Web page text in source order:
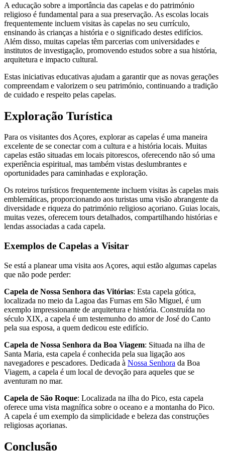
A educação sobre a importância das capelas e do património
religioso é fundamental para a sua preservação. As escolas locais
frequentemente incluem visitas às capelas no seu currículo,
ensinando às crianças a história e o significado destes edifícios.
Além disso, muitas capelas têm parcerias com universidades e
institutos de investigação, promovendo estudos sobre a sua história,
arquitetura e impacto cultural.
Estas iniciativas educativas ajudam a garantir que as novas gerações
compreendam e valorizem o seu património, continuando a tradição
de cuidado e respeito pelas capelas.
Exploração Turística
Para os visitantes dos Açores, explorar as capelas é uma maneira
excelente de se conectar com a cultura e a história locais. Muitas
capelas estão situadas em locais pitorescos, oferecendo não só uma
experiência espiritual, mas também vistas deslumbrantes e
oportunidades para caminhadas e exploração.
Os roteiros turísticos frequentemente incluem visitas às capelas mais
emblemáticas, proporcionando aos turistas uma visão abrangente da
diversidade e riqueza do património religioso açoriano. Guias locais,
muitas vezes, oferecem tours detalhados, compartilhando histórias e
lendas associadas a cada capela.
Exemplos de Capelas a Visitar
Se está a planear uma visita aos Açores, aqui estão algumas capelas
que não pode perder:
Capela de Nossa Senhora das Vitórias: Esta capela gótica,
localizada no meio da Lagoa das Furnas em São Miguel, é um
exemplo impressionante de arquitetura e história. Construída no
século XIX, a capela é um testemunho do amor de José do Canto
pela sua esposa, a quem dedicou este edifício.
Capela de Nossa Senhora da Boa Viagem: Situada na ilha de
Santa Maria, esta capela é conhecida pela sua ligação aos
navegadores e pescadores. Dedicada à Nossa Senhora da Boa
Viagem, a capela é um local de devoção para aqueles que se
aventuram no mar.
Capela de São Roque: Localizada na ilha do Pico, esta capela
oferece uma vista magnífica sobre o oceano e a montanha do Pico.
A capela é um exemplo da simplicidade e beleza das construções
religiosas açorianas.
Conclusão